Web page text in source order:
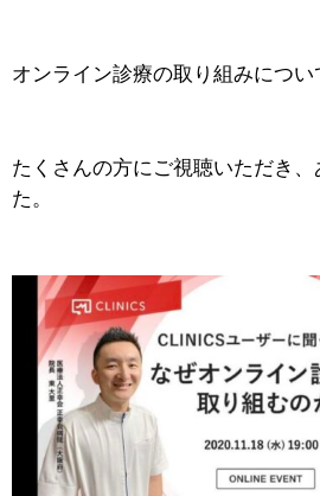
オンライン診療の取り組みについ
たくさんの方にご視聴いただき
た。